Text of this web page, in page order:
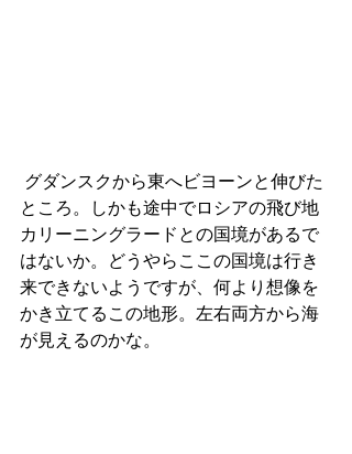
ところ。しかも途中でロシアの飛び地
カリーニングラードとの国境があるで
はないか。どうやらここの国境は行き
来できないようですが、何より想像を
かき立てるこの地形。左右両方から海
が見えるのかな。